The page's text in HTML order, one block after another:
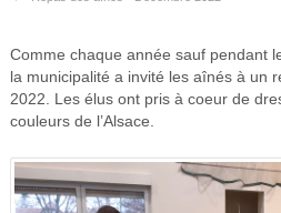
Comme chaque année sauf pendant
la municipalité a invité les aînés à un
2022. Les élus ont pris à coeur de
couleurs de l’Alsace.